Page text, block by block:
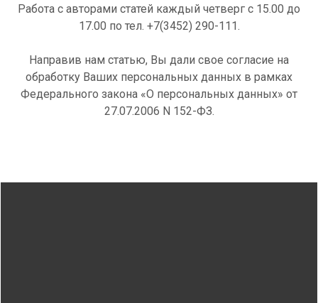
Работа с авторами статей каждый четверг с 15.00 до
17.00 по тел. +7(3452) 290-111.
Направив нам статью, Вы дали свое согласие на
обработку Ваших персональных данных в рамках
Федерального закона «О персональных данных» от
27.07.2006 N 152-ФЗ.